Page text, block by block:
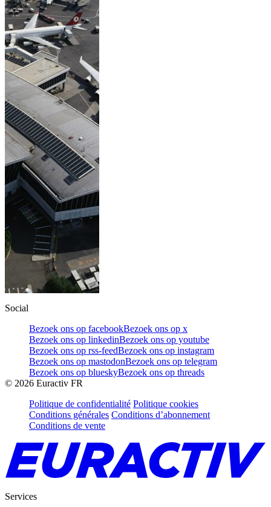
Social
Bezoek ons op facebookBezoek ons op x
Bezoek ons op linkedinBezoek ons op youtube
Bezoek ons op rss-feedBezoek ons op instagram
Bezoek ons op mastodonBezoek ons op telegram
Bezoek ons op blueskyBezoek ons op threads
© 2026 Euractiv FR
Politique de confidentialité Politique cookies
Conditions générales Conditions d’abonnement
Conditions de vente
Services